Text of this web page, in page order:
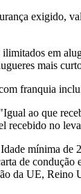
exigido,
em
mais
franquia
"Igual ao que
recebido no
Idade mínima de
de condução
da UE, Reino